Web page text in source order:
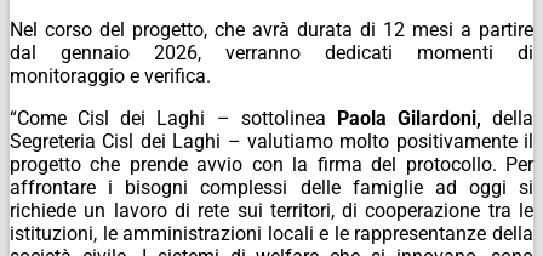
Nel corso del progetto, che avrà durata di 12 mesi a partire
dal gennaio 2026, verranno dedicati momenti di
monitoraggio e verifica.
“Come Cisl dei Laghi – sottolinea Paola Gilardoni, della
Segreteria Cisl dei Laghi – valutiamo molto positivamente il
progetto che prende avvio con la firma del protocollo. Per
affrontare i bisogni complessi delle famiglie ad oggi si
richiede un lavoro di rete sui territori, di cooperazione tra le
istituzioni, le amministrazioni locali e le rappresentanze della